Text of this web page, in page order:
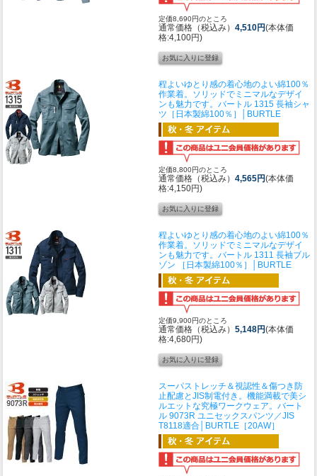
定価8,690円のところ
通常価格（税込み） 4,510円(本体価
格:4,100円)
程よいゆとり感の着心地のよい綿100％
作業着。ソリッドでミニマルなデザイ
ンも魅力です。 バートル 1315 長袖シャ
ツ［日本製綿100％］│BURTLE
定価8,800円のところ
通常価格（税込み） 4,565円(本体価
格:4,150円)
程よいゆとり感の着心地のよい綿100％
作業着。ソリッドでミニマルなデザイ
ンも魅力です。 バートル 1311 長袖ブル
ゾン ［日本製綿100％］│BURTLE
定価9,900円のところ
通常価格（税込み） 5,148円(本体価
格:4,680円)
スーパストレッチ＆視認性＆傷つき防
止配慮とJIS制電付き。機能満載で美シ
ルエットな究極ワークウェア。 バート
ル 9073R ユニセックスパンツ／JIS
T8118適合│BURTLE［20AW］